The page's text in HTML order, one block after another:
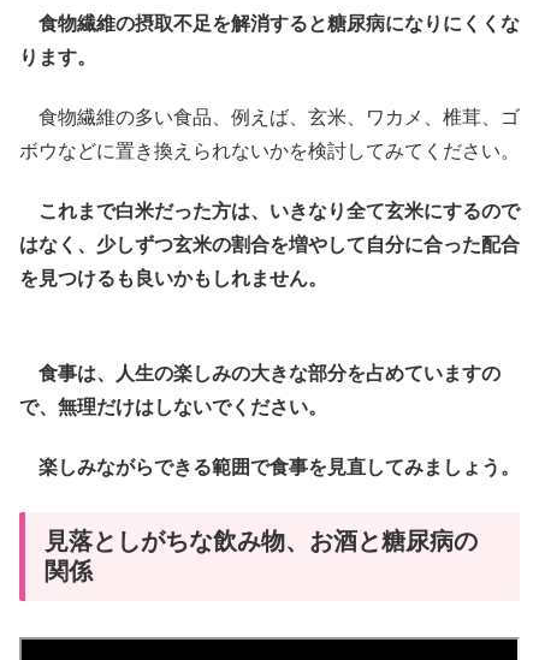
食物繊維の摂取不足を解消すると糖尿病になりにくくな
ります。
食物繊維の多い食品、例えば、玄米、ワカメ、椎茸、ゴ
ボウなどに置き換えられないかを検討してみてください。
これまで白米だった方は、いきなり全て玄米にするので
はなく、少しずつ玄米の割合を増やして自分に合った配合
を見つけるも良いかもしれません。
食事は、人生の楽しみの大きな部分を占めていますの
で、無理だけはしないでください。
楽しみながらできる範囲で食事を見直してみましょう。
見落としがちな飲み物、お酒と糖尿病の
関係